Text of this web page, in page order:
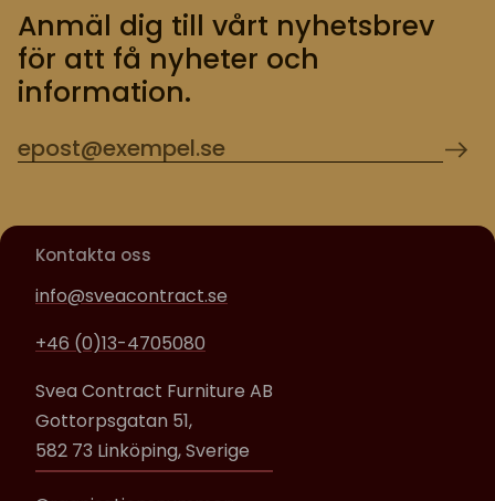
Anmäl dig till vårt nyhetsbrev
för att få nyheter och
information.
Kontakta oss
info@sveacontract.se
+46 (0)13-4705080
Svea Contract Furniture AB
Gottorpsgatan 51,
582 73 Linköping, Sverige